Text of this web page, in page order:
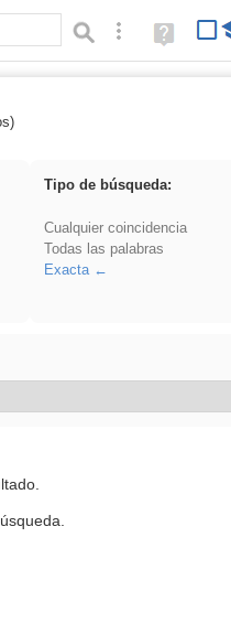
Búsqueda avanzada
Ayuda
(en
Tipo de búsqueda:
Cualquier coincidencia
Todas las palabras
Exacta